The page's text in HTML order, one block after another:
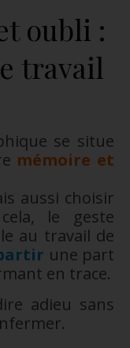
oubli :
travail
se situe
mémoire et
aussi choisir
le geste
au travail de
une part
en trace.
adieu sans